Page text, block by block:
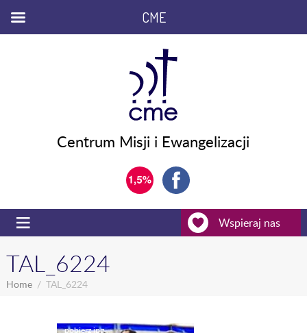
Centrum Misji i Ewangelizacji
Wspieraj nas
TAL_6224
Home TAL_6224
CME